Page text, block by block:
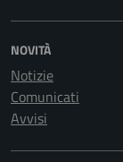
NOVITÀ
Notizie
Comunicati
Avvisi